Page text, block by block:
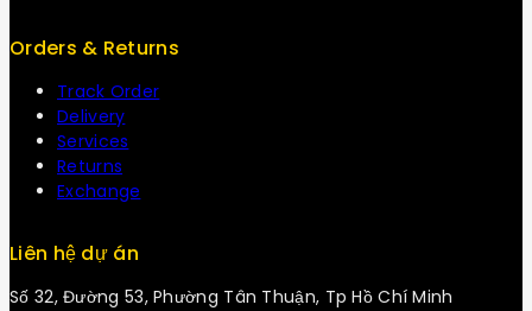
Orders & Returns
Track Order
Delivery
Services
Returns
Exchange
Liên hệ dự án
Số 32, Đường 53, Phường Tân Thuận, Tp Hồ Chí Minh